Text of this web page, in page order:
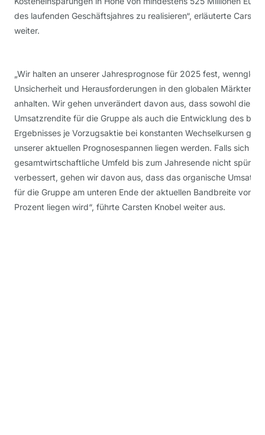
des laufenden Geschäftsjahres zu realisieren“, erläuterte
weiter.
„Wir halten an unserer Jahresprognose für 2025 fest,
Unsicherheit und Herausforderungen in den globalen Märkten
anhalten. Wir gehen unverändert davon aus, dass sowohl die
Umsatzrendite für die Gruppe als auch die Entwicklung des
Ergebnisses je Vorzugsaktie bei konstanten Wechselkursen gut
unserer aktuellen Prognosespannen liegen werden. Falls sich das
gesamtwirtschaftliche Umfeld bis zum Jahresende nicht spürbar
verbessert, gehen wir davon aus, dass das organische
für die Gruppe am unteren Ende der aktuellen Bandbreite von 1
Prozent liegen wird“, führte Carsten Knobel weiter aus.